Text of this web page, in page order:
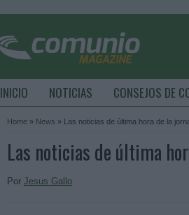
INICIO NOTICIAS CONSEJOS DE
Home » News » Las noticias de última hora de la
Las noticias de última
Por Jesus Gallo